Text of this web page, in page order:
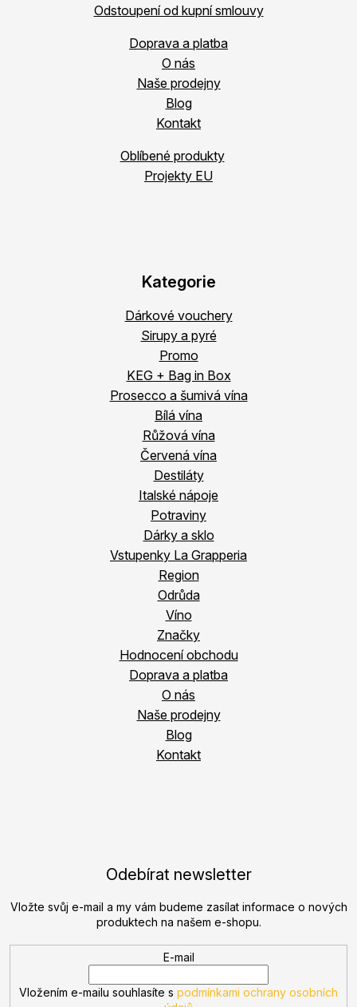
Odstoupení od kupní smlouvy
Doprava a platba
O nás
Naše prodejny
Blog
Kontakt
Oblíbené produkty
Projekty EU
Kategorie
Dárkové vouchery
Sirupy a pyré
Promo
KEG + Bag in Box
Prosecco a šumivá vína
Bílá vína
Růžová vína
Červená vína
Destiláty
Italské nápoje
Potraviny
Dárky a sklo
Vstupenky La Grapperia
Region
Odrůda
Víno
Značky
Hodnocení obchodu
Doprava a platba
O nás
Naše prodejny
Blog
Kontakt
Odebírat newsletter
Vložte svůj e-mail a my vám budeme zasílat informace o nových
produktech na našem e-shopu.
E-mail
Vložením e-mailu souhlasíte s podmínkami ochrany osobních